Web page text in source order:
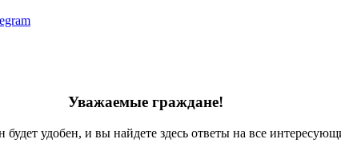
Уважаемые граждане!
удобен, и вы найдете здесь ответы на все